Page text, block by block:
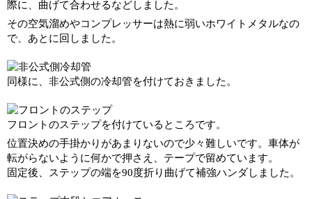
際に、曲げて合わせるなどしました。
その空気溜めやコンプレッサーは熱に弱いホワイトメタルなの
で、あとに回しました。
同様に、非公式側の冷却管を付けておきました。
フロントのステップを付けているところです。
位置決めの手掛かりがあまりないので少々難しいです。車体が
転がらないように何かで押さえ、テープで留めています。
固定後、ステップの端を90度折り曲げて補強ハンダしました。